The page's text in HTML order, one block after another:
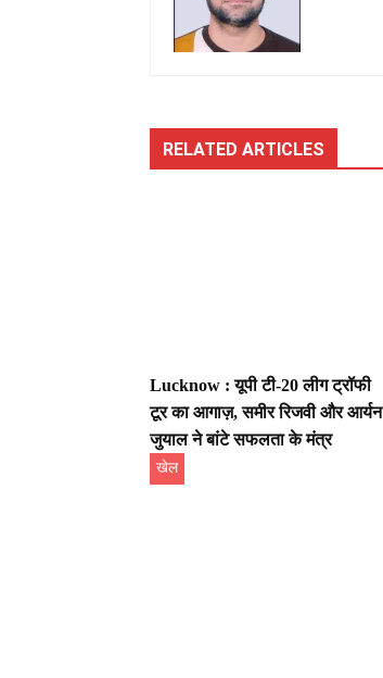
RELATED ARTICLES
Lucknow : यूपी टी-20 लीग ट्रॉफी
टूर का आगाज़, समीर रिजवी और आर्यन
जुयाल ने बांटे सफलता के मंत्र
खेल